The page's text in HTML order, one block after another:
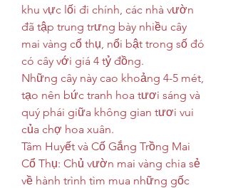
khu vực lối đi chính, các nhà vườn
đã tập trung trưng bày nhiều cây
mai vàng cổ thụ, nổi bật trong số đó
có cây với giá 4 tỷ đồng.
Những cây này cao khoảng 4-5 mét,
tạo nên bức tranh hoa tươi sáng và
quý phái giữa không gian tươi vui
của chợ hoa xuân.
Tâm Huyết và Cố Gắng Trồng Mai
Cổ Thụ: Chủ vườn mai vàng chia sẻ
về hành trình tìm mua những gốc